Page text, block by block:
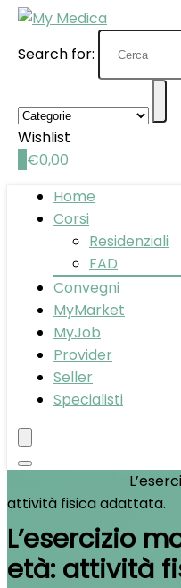
Search for:
Wishlist
€0,00
Home
Corsi
Residenziali
FAD
Convegni
MyMarket
MyJob
Provider
Seller
Specialisti
attività fisica adattata.
L’esercizio
età: attività